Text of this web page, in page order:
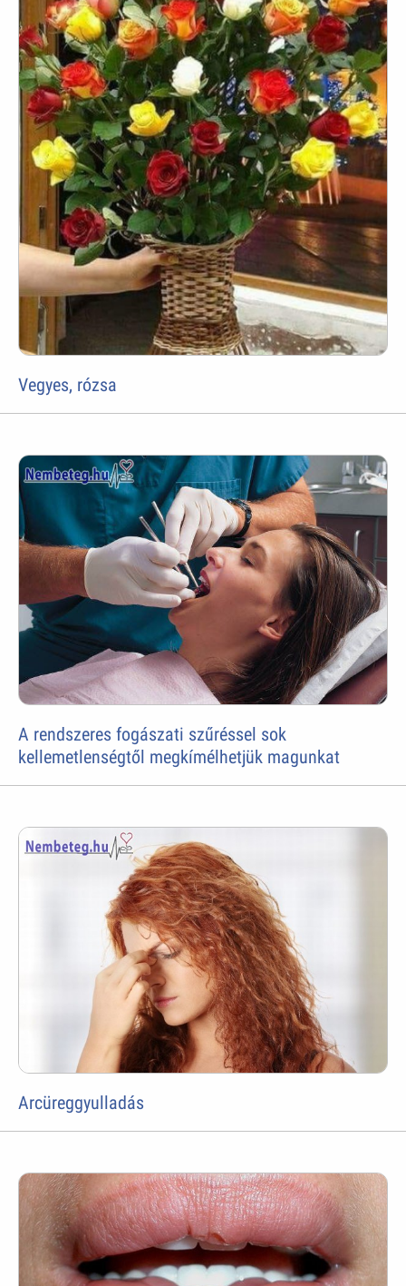
Vegyes, rózsa
A rendszeres fogászati szűréssel sok
kellemetlenségtől megkímélhetjük magunkat
Arcüreggyulladás